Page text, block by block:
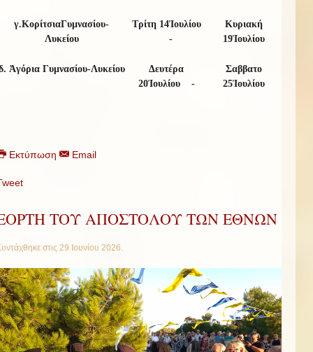
γ.ΚορίτσιαΓυμνασίου-
Λυκείου
Τρίτη 14Ἰουλίου
-
Κυριακή
19Ἰουλίου
Ἀγόρια Γυμνασίου-Λυκείου
Δευτέρα
20Ἰουλίου -
Σαββατο
25Ἰουλίου
Εκτύπωση Email
ΤΟΥ ΑΠΟΣΤΟΛΟΥ ΤΩΝ ΕΘΝΩΝ
στις 29 Ιουνίου 2026.